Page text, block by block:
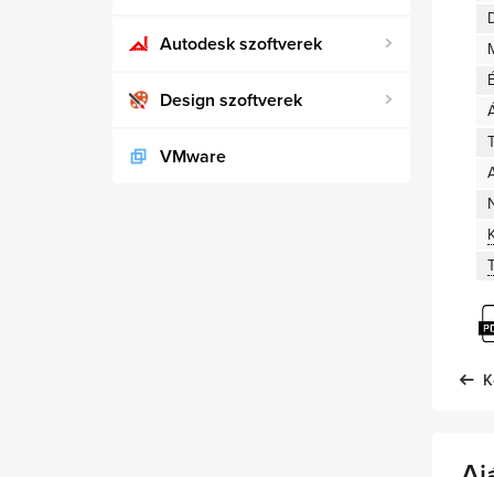
Autodesk szoftverek
Design szoftverek
VMware